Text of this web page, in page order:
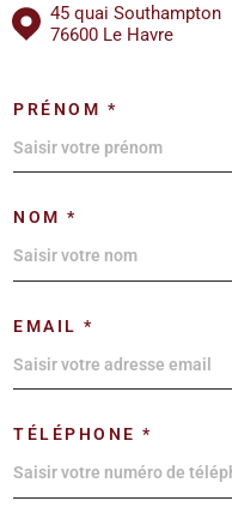
45 quai Southampton
76600 Le Havre
PRÉNOM *
NOM *
EMAIL *
TÉLÉPHONE *